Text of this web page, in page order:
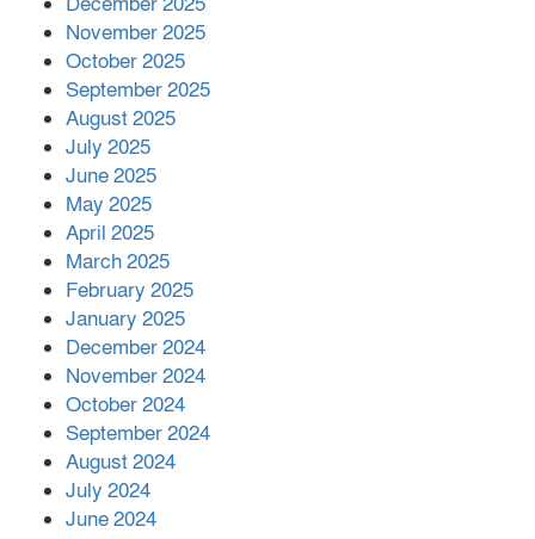
পর ফোন তারেক রহমানের,গ্যাস সঙ্কট
সহায়তা দিলেন সাচিং প্রু জেরী
November 2025
October 2025
September 2025
August 2025
July 2025
June 2025
May 2025
April 2025
March 2025
February 2025
January 2025
December 2024
November 2024
October 2024
September 2024
August 2024
July 2024
June 2024